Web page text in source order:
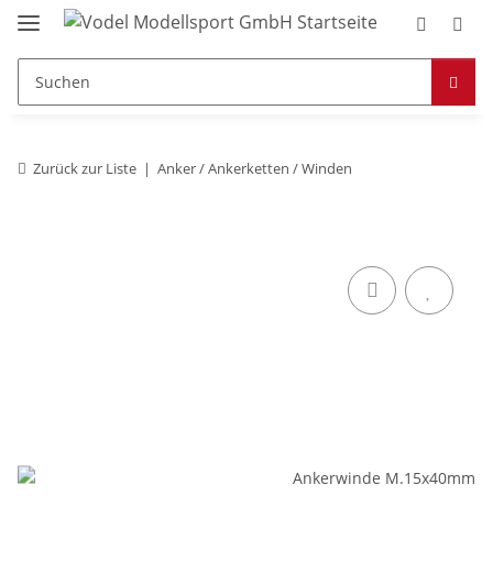
Zurück zur Liste Anker / Ankerketten / Winden